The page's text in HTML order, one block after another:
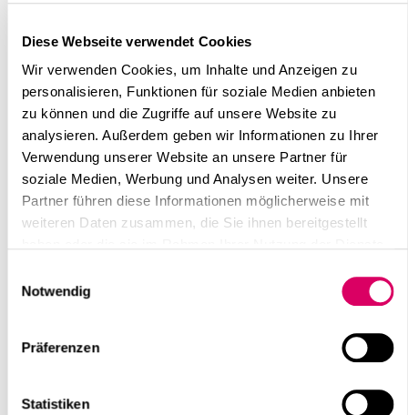
Diese Webseite verwendet Cookies
Wir verwenden Cookies, um Inhalte und Anzeigen zu
personalisieren, Funktionen für soziale Medien anbieten
zu können und die Zugriffe auf unsere Website zu
analysieren. Außerdem geben wir Informationen zu Ihrer
Verwendung unserer Website an unsere Partner für
soziale Medien, Werbung und Analysen weiter. Unsere
Partner führen diese Informationen möglicherweise mit
weiteren Daten zusammen, die Sie ihnen bereitgestellt
Notwendig
Präferenzen
Statistiken